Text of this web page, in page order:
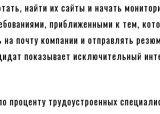
найти их сайты и начать
приближенными к тем,
почту компании и отправлять
показывает исключительный
проценту трудоустроенных